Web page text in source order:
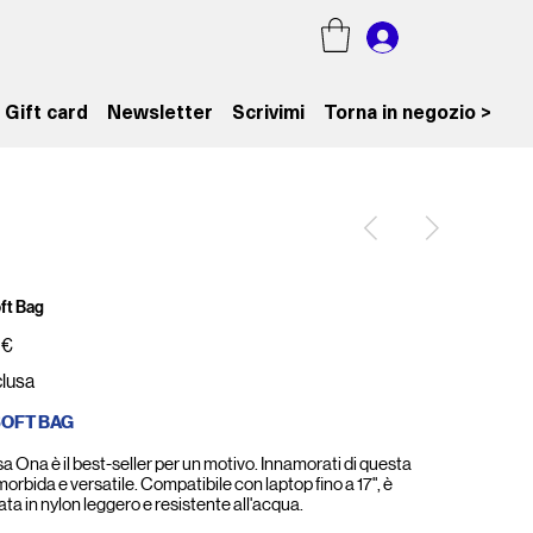
Gift card Newsletter Scrivimi Torna in negozio >
Bag
BAG
Ona è il best-seller per un motivo. Innamorati di questa
e versatile. Compatibile con laptop fino a 17", è
in nylon leggero e resistente all'acqua.